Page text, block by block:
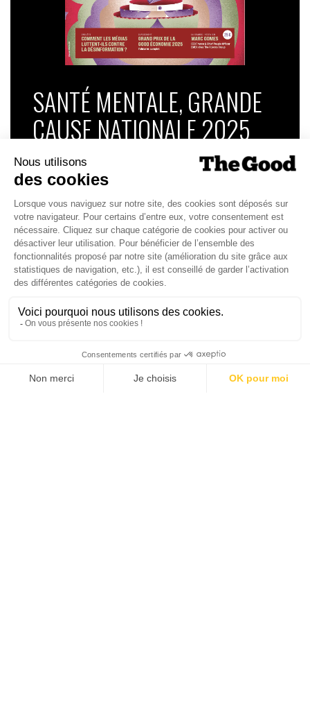
SANTÉ MENTALE, GRANDE
CAUSE NATIONALE 2025
Dans ce numéro, enquête : Comment les
médias luttent-ils contre la désinformation ? |
Palmarès complet du Grand Prix de la Good
Économie 2025 | La grande interview de Marc
Gomes, CEO France & Chief People Officer
EMEA chez The Adecco Group
J'ACHÈTE LE NUMÉRO
JE M'ABONNE 1 AN - 4 NUM.